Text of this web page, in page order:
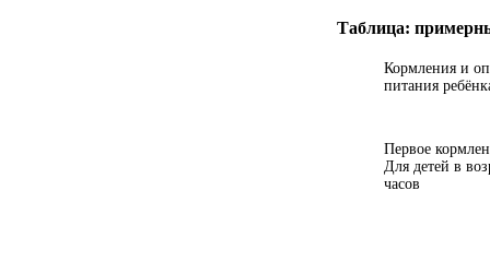
Таблица:
Кормления и
питания
Первое
Для детей в
часов